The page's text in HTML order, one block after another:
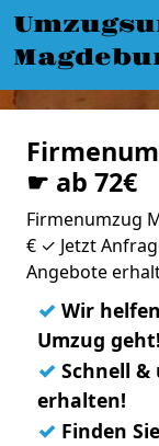
☛ ab 72€
Firmenumzug
€ ✓ Jetzt
Angebote
✓ Wir
Umzug geht!
✓ Schnell
erhalten!
✓ Finden